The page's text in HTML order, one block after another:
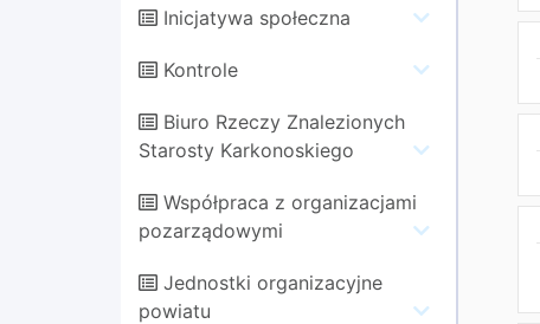
Inicjatywa społeczna
Kontrole
Biuro Rzeczy Znalezionych
Starosty Karkonoskiego
Współpraca z organizacjami
pozarządowymi
Jednostki organizacyjne
powiatu